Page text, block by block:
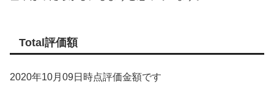
Total評価額
2020年10月09日時点評価金額です